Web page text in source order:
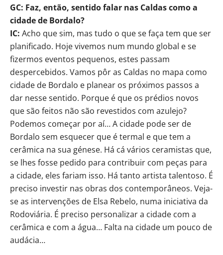
GC: Faz, então, sentido falar nas Caldas como a
cidade de Bordalo?
IC: Acho que sim, mas tudo o que se faça tem que ser
planificado. Hoje vivemos num mundo global e se
fizermos eventos pequenos, estes passam
despercebidos. Vamos pôr as Caldas no mapa como
cidade de Bordalo e planear os próximos passos a
dar nesse sentido. Porque é que os prédios novos
que são feitos não são revestidos com azulejo?
Podemos começar por aí… A cidade pode ser de
Bordalo sem esquecer que é termal e que tem a
cerâmica na sua génese. Há cá vários ceramistas que,
se lhes fosse pedido para contribuir com peças para
a cidade, eles fariam isso. Há tanto artista talentoso. É
preciso investir nas obras dos contemporâneos. Veja-
se as intervenções de Elsa Rebelo, numa iniciativa da
Rodoviária. É preciso personalizar a cidade com a
cerâmica e com a água… Falta na cidade um pouco de
audácia…